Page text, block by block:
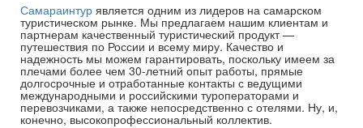
Самараинтур является одним из лидеров на самарском
туристическом рынке. Мы предлагаем нашим клиентам и
партнерам качественный туристический продукт —
путешествия по России и всему миру. Качество и
надежность мы можем гарантировать, поскольку имеем за
плечами более чем 30-летний опыт работы, прямые
долгосрочные и отработанные контакты с ведущими
международными и российскими туроператорами и
перевозчиками, а также непосредственно с отелями. Ну, и,
конечно, высокопрофессиональный коллектив.